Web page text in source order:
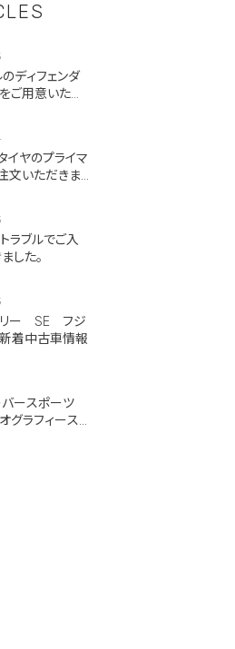
ディフェンダ
ご用意いただ
イヤのプライマ
文いただきま
ラブルでご入
した。
リー SE フジ
着中古車情報
バースポーツ
グラフィース